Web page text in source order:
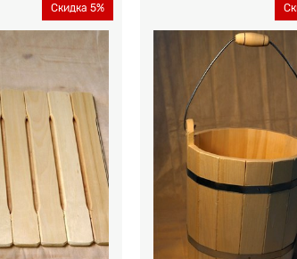
Скидка 5%